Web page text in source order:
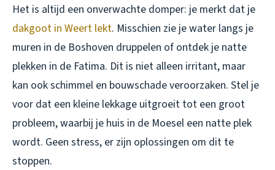
Het is altijd een onverwachte domper: je merkt dat je
dakgoot in Weert lekt. Misschien zie je water langs je
muren in de Boshoven druppelen of ontdek je natte
plekken in de Fatima. Dit is niet alleen irritant, maar
kan ook schimmel en bouwschade veroorzaken. Stel je
voor dat een kleine lekkage uitgroeit tot een groot
probleem, waarbij je huis in de Moesel een natte plek
wordt. Geen stress, er zijn oplossingen om dit te
stoppen.